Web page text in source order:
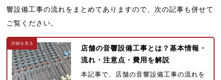
響設備工事の流れをまとめてありますので、次の記事も併せて
ご覧ください。
店舗の音響設備工事とは？基本情報・
流れ・注意点・費用を解説
本記事で、店舗の音響設備工事の流れを